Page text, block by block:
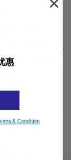
淋巴细胞进行转
能，身体的抵抗
发现，经常服用
防治作用。
中煎煮服用，具
了，那么也可以
惠
& Condition